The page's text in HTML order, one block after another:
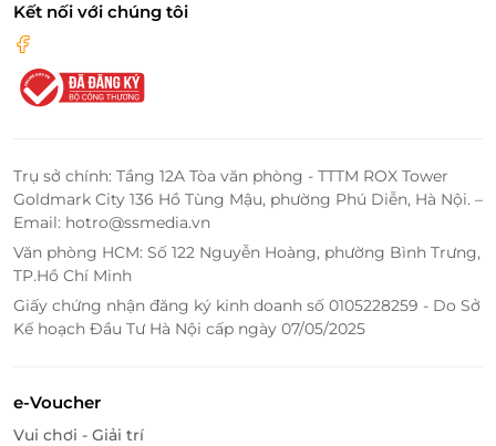
Kết nối với chúng tôi
Trụ sở chính: Tầng 12A Tòa văn phòng - TTTM ROX Tower
Goldmark City 136 Hồ Tùng Mậu, phường Phú Diễn, Hà Nội. –
Email: hotro@ssmedia.vn
Văn phòng HCM: Số 122 Nguyễn Hoàng, phường Bình Trưng,
TP.Hồ Chí Minh
Giấy chứng nhận đăng ký kinh doanh số 0105228259 - Do Sở
Kế hoạch Đầu Tư Hà Nội cấp ngày 07/05/2025
e-Voucher
Vui chơi - Giải trí